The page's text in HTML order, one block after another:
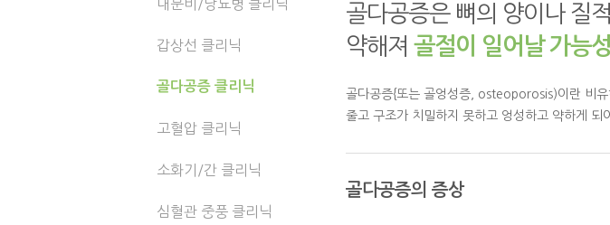
내분비/당뇨병 클리닉
갑상선 클리닉
골다공증 클리닉
고혈압 클리닉
소화기/간 클리닉
심혈관 중풍 클리닉
골다공증은 뼈의 양이나 질
약해져 골절이 일어날 가능
골다공증{또는 골엉성증, osteoporosis)이란 비유
줄고 구조가 치밀하지 못하고 엉성하고 약하게 되
골다공증의 증상